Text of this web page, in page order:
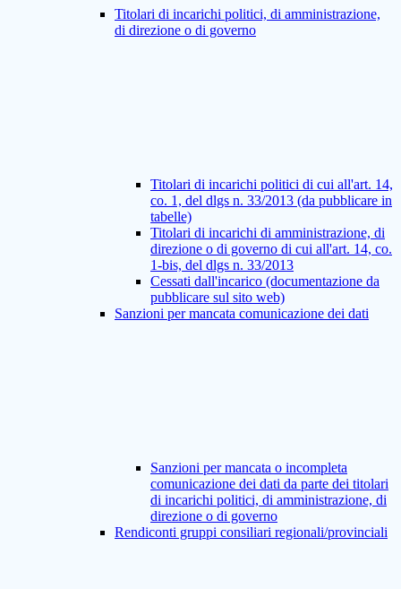
Titolari di incarichi politici, di amministrazione,
di direzione o di governo
Titolari di incarichi politici di cui all'art. 14,
co. 1, del dlgs n. 33/2013 (da pubblicare in
tabelle)
Titolari di incarichi di amministrazione, di
direzione o di governo di cui all'art. 14, co.
1-bis, del dlgs n. 33/2013
Cessati dall'incarico (documentazione da
pubblicare sul sito web)
Sanzioni per mancata comunicazione dei dati
Sanzioni per mancata o incompleta
comunicazione dei dati da parte dei titolari
di incarichi politici, di amministrazione, di
direzione o di governo
Rendiconti gruppi consiliari regionali/provinciali